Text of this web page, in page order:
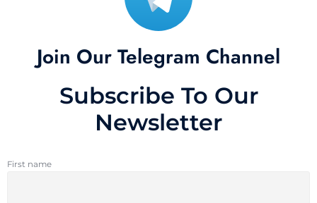
Join Our Telegram Channel
Subscribe To Our
Newsletter
First name